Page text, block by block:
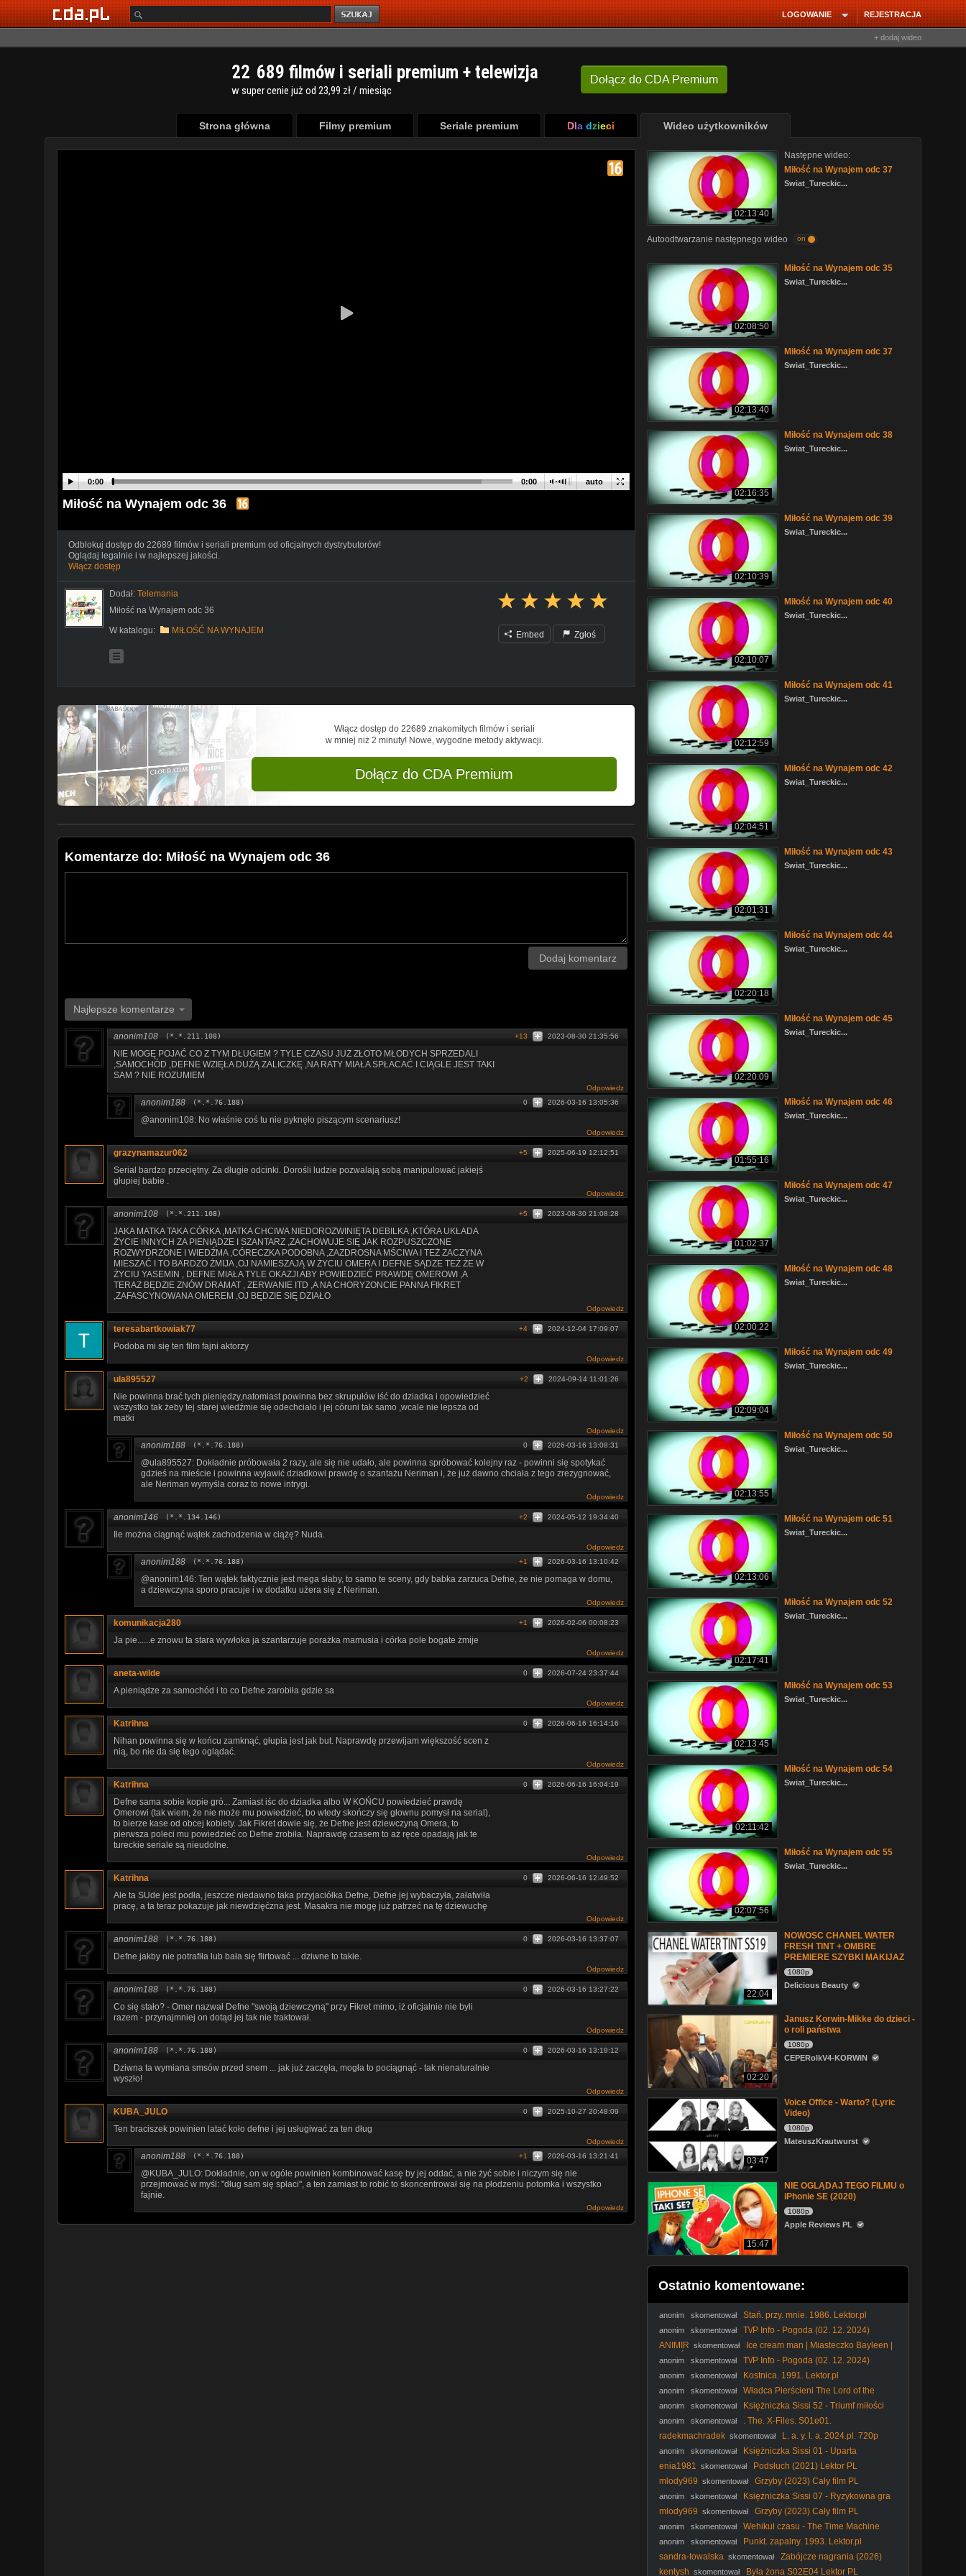
REJESTRACJA
LOGOWANIE
+ dodaj wideo
Dołącz do CDA Premium
22 689 filmów i seriali premium + telewizja
w super cenie już od 23,99 zł / miesiąc
Strona główna Filmy premium Seriale premium Dla dzieci Wideo użytkowników
auto
0:00 0:00
Miłość na Wynajem odc 36
Odblokuj dostęp do 22689 filmów i seriali premium od oficjalnych dystrybutorów!
Oglądaj legalnie i w najlepszej jakości.
Włącz dostęp
Dodał: Telemania
Miłość na Wynajem odc 36
W katalogu:
MIŁOŚĆ NA WYNAJEM Embed Zgłoś
Włącz dostęp do 22689 znakomitych filmów i seriali
w mniej niż 2 minuty! Nowe, wygodne metody aktywacji.
Dołącz do CDA Premium
Komentarze do: Miłość na Wynajem odc 36
Dodaj komentarz
Najlepsze komentarze
anonim108 (*.*.211.108) 2023-08-30 21:35:56
+13
NIE MOGĘ POJAĆ CO Z TYM DŁUGIEM ? TYLE CZASU JUŻ ZŁOTO MŁODYCH SPRZEDALI
,SAMOCHÓD ,DEFNE WZIĘŁA DUŻĄ ZALICZKĘ ,NA RATY MIAŁA SPŁACAĆ I CIĄGLE JEST TAKI
SAM ? NIE ROZUMIEM
Odpowiedz
anonim188 (*.*.76.188) 2026-03-16 13:05:36
0
@anonim108: No właśnie coś tu nie pyknęło piszącym scenariusz!
Odpowiedz
grazynamazur062 2025-06-19 12:12:51
+5
Serial bardzo przeciętny. Za długie odcinki. Dorośli ludzie pozwalają sobą manipulować jakiejś
głupiej babie .
Odpowiedz
anonim108 (*.*.211.108) 2023-08-30 21:08:28
+5
JAKA MATKA TAKA CÓRKA ,MATKA CHCIWA NIEDOROZWINIĘTA DEBILKA ,KTÓRA UKŁADA
ŻYCIE INNYCH ZA PIENIĄDZE I SZANTARZ ,ZACHOWUJE SIĘ JAK ROZPUSZCZONE
ROZWYDRZONE I WIEDŹMA ,CÓRECZKA PODOBNA ,ZAZDROSNA MŚCIWA I TEŻ ZACZYNA
MIESZAĆ I TO BARDZO ŻMIJA ,OJ NAMIESZAJĄ W ŻYCIU OMERA I DEFNE SĄDZE TEŻ ŻE W
ŻYCIU YASEMIN , DEFNE MIAŁA TYLE OKAZJI ABY POWIEDZIEĆ PRAWDĘ OMEROWI ,A
TERAZ BĘDZIE ZNÓW DRAMAT , ZERWANIE ITD ,A NA CHORYZONCIE PANNA FIKRET
,ZAFASCYNOWANA OMEREM ,OJ BĘDZIE SIĘ DZIAŁO
Odpowiedz
teresabartkowiak77 2024-12-04 17:09:07
+4
Podoba mi się ten film fajni aktorzy
Odpowiedz
ula895527 2024-09-14 11:01:26
+2
Nie powinna brać tych pieniędzy,natomiast powinna bez skrupułów iść do dziadka i opowiedzieć
wszystko tak żeby tej starej wiedźmie się odechciało i jej córuni tak samo ,wcale nie lepsza od
matki
Odpowiedz
anonim188 (*.*.76.188) 2026-03-16 13:08:31
0
@ula895527: Dokładnie próbowała 2 razy, ale się nie udało, ale powinna spróbować kolejny raz - powinni się spotykać
gdzieś na mieście i powinna wyjawić dziadkowi prawdę o szantażu Neriman i, że już dawno chciała z tego zrezygnować,
ale Neriman wymyśla coraz to nowe intrygi.
Odpowiedz
anonim146 (*.*.134.146) 2024-05-12 19:34:40
+2
Ile można ciągnąć wątek zachodzenia w ciążę? Nuda.
Odpowiedz
anonim188 (*.*.76.188) 2026-03-16 13:10:42
+1
@anonim146: Ten wątek faktycznie jest mega słaby, to samo te sceny, gdy babka zarzuca Defne, że nie pomaga w domu,
a dziewczyna sporo pracuje i w dodatku użera się z Neriman.
Odpowiedz
komunikacja280 2026-02-06 00:08:23
+1
Ja pie......e znowu ta stara wywłoka ja szantarzuje porażka mamusia i córka pole bogate żmije
Odpowiedz
aneta-wilde 2026-07-24 23:37:44
0
A pieniądze za samochód i to co Defne zarobiła gdzie sa
Odpowiedz
Katrihna 2026-06-16 16:14:16
0
Nihan powinna się w końcu zamknąć, głupia jest jak but. Naprawdę przewijam większość scen z
nią, bo nie da się tego oglądać.
Odpowiedz
Katrihna 2026-06-16 16:04:19
0
Defne sama sobie kopie gró... Zamiast iśc do dziadka albo W KOŃCU powiedzieć prawdę
Omerowi (tak wiem, że nie może mu powiedzieć, bo wtedy skończy się głownu pomysł na serial),
to bierze kase od obcej kobiety. Jak Fikret dowie się, że Defne jest dziewczyną Omera, to
pierwsza poleci mu powiedzieć co Defne zrobiła. Naprawdę czasem to aż ręce opadają jak te
tureckie seriale są nieudolne.
Odpowiedz
Katrihna 2026-06-16 12:49:52
0
Ale ta SUde jest podła, jeszcze niedawno taka przyjaciółka Defne, Defne jej wybaczyła, załatwiła
pracę, a ta teraz pokazuje jak niewdzięćzna jest. Masakra nie mogę już patrzeć na tę dziewuchę
Odpowiedz
anonim188 (*.*.76.188) 2026-03-16 13:37:07
0
Defne jakby nie potrafiła lub bała się flirtować ... dziwne to takie.
Odpowiedz
anonim188 (*.*.76.188) 2026-03-16 13:27:22
0
Co się stało? - Omer nazwał Defne "swoją dziewczyną" przy Fikret mimo, iż oficjalnie nie byli
razem - przynajmniej on dotąd jej tak nie traktował.
Odpowiedz
anonim188 (*.*.76.188) 2026-03-16 13:19:12
0
Dziwna ta wymiana smsów przed snem ... jak już zaczęła, mogła to pociągnąć - tak nienaturalnie
wyszło!
Odpowiedz
KUBA_JULO 2025-10-27 20:48:09
0
Ten braciszek powinien latać koło defne i jej usługiwać za ten dług
Odpowiedz
anonim188 (*.*.76.188) 2026-03-16 13:21:41
+1
@KUBA_JULO: Dokładnie, on w ogóle powinien kombinować kasę by jej oddać, a nie żyć sobie i niczym się nie
przejmować w myśl: "dług sam się spłaci", a ten zamiast to robić to skoncentrował się na płodzeniu potomka i wszystko
fajnie.
Odpowiedz
02:13:40
Następne wideo:
Miłość na Wynajem odc 37
Swiat_Tureckic...
Autoodtwarzanie następnego wideo on
02:08:50
Miłość na Wynajem odc 35
Swiat_Tureckic...
02:13:40
Miłość na Wynajem odc 37
Swiat_Tureckic...
02:16:35
Miłość na Wynajem odc 38
Swiat_Tureckic...
02:10:39
Miłość na Wynajem odc 39
Swiat_Tureckic...
02:10:07
Miłość na Wynajem odc 40
Swiat_Tureckic...
02:12:59
Miłość na Wynajem odc 41
Swiat_Tureckic...
02:04:51
Miłość na Wynajem odc 42
Swiat_Tureckic...
02:01:31
Miłość na Wynajem odc 43
Swiat_Tureckic...
02:20:18
Miłość na Wynajem odc 44
Swiat_Tureckic...
02:20:09
Miłość na Wynajem odc 45
Swiat_Tureckic...
01:55:16
Miłość na Wynajem odc 46
Swiat_Tureckic...
01:02:37
Miłość na Wynajem odc 47
Swiat_Tureckic...
02:00:22
Miłość na Wynajem odc 48
Swiat_Tureckic...
02:09:04
Miłość na Wynajem odc 49
Swiat_Tureckic...
02:13:55
Miłość na Wynajem odc 50
Swiat_Tureckic...
02:13:06
Miłość na Wynajem odc 51
Swiat_Tureckic...
02:17:41
Miłość na Wynajem odc 52
Swiat_Tureckic...
02:13:45
Miłość na Wynajem odc 53
Swiat_Tureckic...
02:11:42
Miłość na Wynajem odc 54
Swiat_Tureckic...
02:07:56
Miłość na Wynajem odc 55
Swiat_Tureckic...
22:04
NOWOSC CHANEL WATER
FRESH TINT + OMBRE
PREMIERE SZYBKI MAKIJAZ
1080p
Delicious Beauty
02:20
Janusz Korwin-Mikke do dzieci -
o roli państwa
1080p
CEPERolkV4-KORWiN
03:47
Voice Office - Warto? (Lyric
Video)
1080p
MateuszKrautwurst
15:47
NIE OGLĄDAJ TEGO FILMU o
iPhonie SE (2020)
1080p
Apple Reviews PL
Ostatnio komentowane:
anonim skomentował Stań. przy. mnie. 1986. Lektor.pl
anonim skomentował
T\/P Info - Pogoda (02. 12. 2024)
ANIMIR skomentował
Ice cream man | Miasteczko Bayleen |
Kino Świat
anonim skomentował T\/P Info - Pogoda (02. 12. 2024)
anonim skomentował Kostnica. 1991. Lektor.pl
anonim skomentował
Władca Pierścieni The Lord of the
Rings (1978) PLDUB. Dubbing PL
anonim skomentował Księżniczka Sissi 52 - Triumf miłości
anonim skomentował
. The. X-Files. S01e01.
radekmachradek skomentował L. a. y. l. a. 2024.pl. 720p
anonim skomentował
Księżniczka Sissi 01 - Uparta
księżniczka
enia1981 skomentował
Podsłuch (2021) Lektor PL
mlody969 skomentował Grzyby (2023) Cały film PL
anonim skomentował
Księżniczka Sissi 07 - Ryzykowna gra
mlody969 skomentował Grzyby (2023) Cały film PL
anonim skomentował
Wehikuł czasu - The Time Machine
(1960) Lektor
anonim skomentował
Punkt. zapalny. 1993. Lektor.pl
sandra-towalska skomentował
Zabójcze nagrania (2026)
Lektor PL
kentysh skomentował Była żona S02E04 Lektor PL